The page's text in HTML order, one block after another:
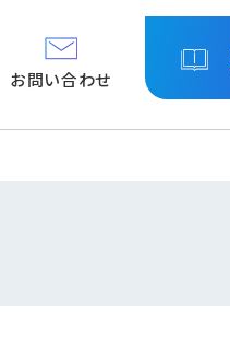
お問い合わせ